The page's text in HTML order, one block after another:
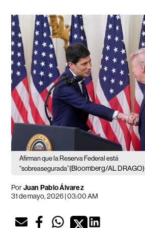
Afirman que la Reserva Federal está
“sobreasegurada”(Bloomberg/AL DRAGO)
PorJuan Pablo Álvarez
31 de mayo, 2026 | 03:00 AM